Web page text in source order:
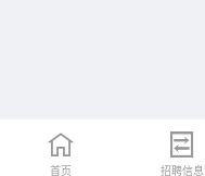
首页 招聘信息